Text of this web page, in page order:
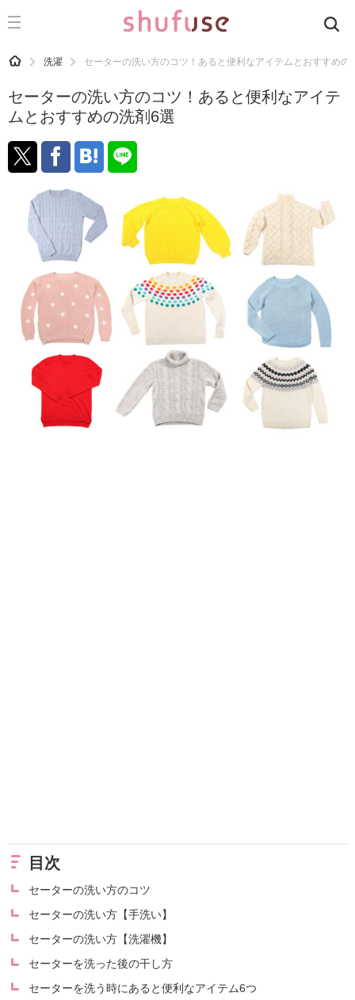
CATEGORY 記事カテゴリ
運気
洗濯
生活の知恵
お金
掃除
マナー
趣味
食材辞典
おすすめ
HOME 洗濯 セーターの洗い方のコツ！あると便利なアイテムとおすすめの
セーターの洗い方のコツ！あると便利なアイテ
ムとおすすめの洗剤6選
目次
セーターの洗い方のコツ
セーターの洗い方【手洗い】
セーターの洗い方【洗濯機】
セーターを洗った後の干し方
セーターを洗う時にあると便利なアイテム6つ